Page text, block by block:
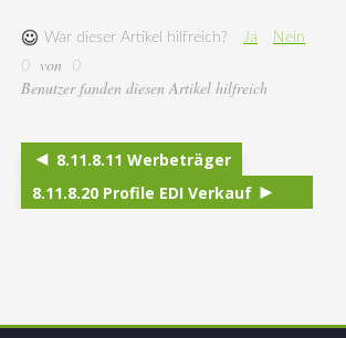
War dieser Artikel hilfreich? Ja
Nein
0
von 0
Benutzer fanden diesen Artikel hilfreich
8.11.8.11 Werbeträger
8.11.8.20 Profile EDI Verkauf